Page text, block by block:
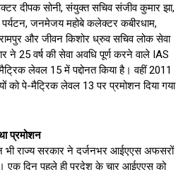
दीपक सोनी, संयुक्त सचिव संजीव कुमार झा,
जनमेजय महोबे कलेक्टर कबीरधाम,
और जीवन किशोर ध्रुव सचिव लोक सेवा
ने 25 वर्ष की सेवा अवधि पूर्ण करने वाले IAS
लेवल 15 में पद्दोनत किया है। वहीं 2011
को पे-मैट्रिक लेवल 13 पर प्रमोशन दिया गया
प्रमोशन
भी राज्य सरकार ने दर्जनभर आईएएस अफसरों
एक दिन पहले ही प्रदेश के चार आईएएस को